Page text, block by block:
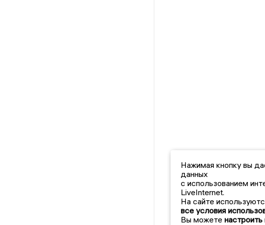
Нажимая кнопку вы
данных
с использованием
LiveInternet.
На сайте
все условия
Вы можете настроить